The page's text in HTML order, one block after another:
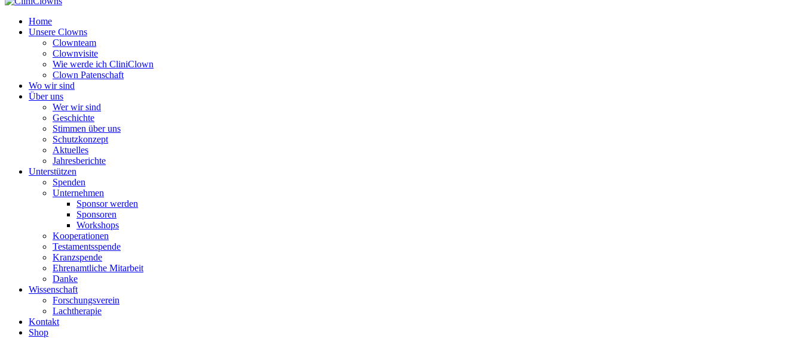
Home
Unsere Clowns
Clownteam
Clownvisite
Wie werde ich CliniClown
Clown Patenschaft
Wo wir sind
Über uns
Wer wir sind
Geschichte
Stimmen über uns
Schutzkonzept
Aktuelles
Jahresberichte
Unterstützen
Spenden
Unternehmen
Sponsor werden
Sponsoren
Workshops
Kooperationen
Testamentsspende
Kranzspende
Ehrenamtliche Mitarbeit
Danke
Wissenschaft
Forschungsverein
Lachtherapie
Kontakt
Shop